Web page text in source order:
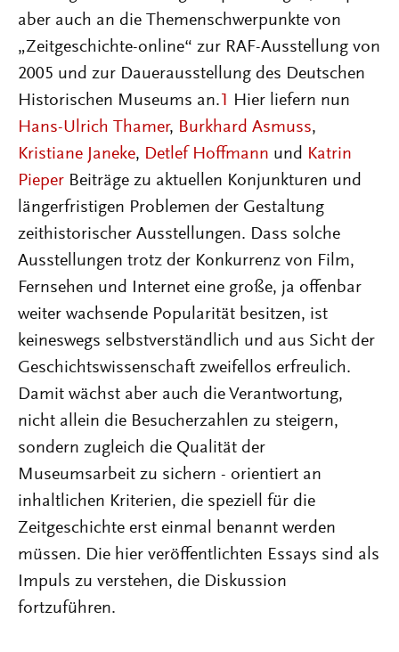
aber auch an die Themenschwerpunkte von
„Zeitgeschichte-online“ zur RAF-Ausstellung von
2005 und zur Dauerausstellung des Deutschen
Historischen Museums an. 1 Hier liefern nun
Hans-Ulrich Thamer, Burkhard Asmuss,
Kristiane Janeke, Detlef Hoffmann und Katrin
Pieper Beiträge zu aktuellen Konjunkturen und
längerfristigen Problemen der Gestaltung
zeithistorischer Ausstellungen. Dass solche
Ausstellungen trotz der Konkurrenz von Film,
Fernsehen und Internet eine große, ja offenbar
weiter wachsende Popularität besitzen, ist
keineswegs selbstverständlich und aus Sicht der
Geschichtswissenschaft zweifellos erfreulich.
Damit wächst aber auch die Verantwortung,
nicht allein die Besucherzahlen zu steigern,
sondern zugleich die Qualität der
Museumsarbeit zu sichern - orientiert an
inhaltlichen Kriterien, die speziell für die
Zeitgeschichte erst einmal benannt werden
müssen. Die hier veröffentlichten Essays sind als
Impuls zu verstehen, die Diskussion
fortzuführen.